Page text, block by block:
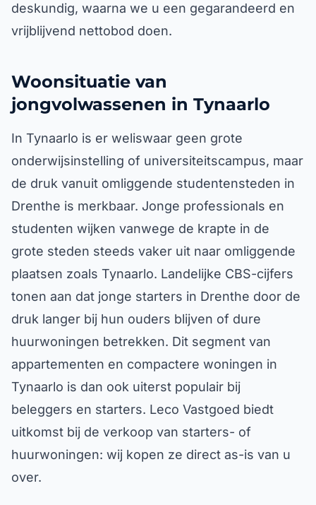
deskundig, waarna we u een gegarandeerd en
vrijblijvend nettobod doen.
Woonsituatie van
jongvolwassenen in Tynaarlo
In Tynaarlo is er weliswaar geen grote
onderwijsinstelling of universiteitscampus, maar
de druk vanuit omliggende studentensteden in
Drenthe is merkbaar. Jonge professionals en
studenten wijken vanwege de krapte in de
grote steden steeds vaker uit naar omliggende
plaatsen zoals Tynaarlo. Landelijke CBS-cijfers
tonen aan dat jonge starters in Drenthe door de
druk langer bij hun ouders blijven of dure
huurwoningen betrekken. Dit segment van
appartementen en compactere woningen in
Tynaarlo is dan ook uiterst populair bij
beleggers en starters. Leco Vastgoed biedt
uitkomst bij de verkoop van starters- of
huurwoningen: wij kopen ze direct as-is van u
over.